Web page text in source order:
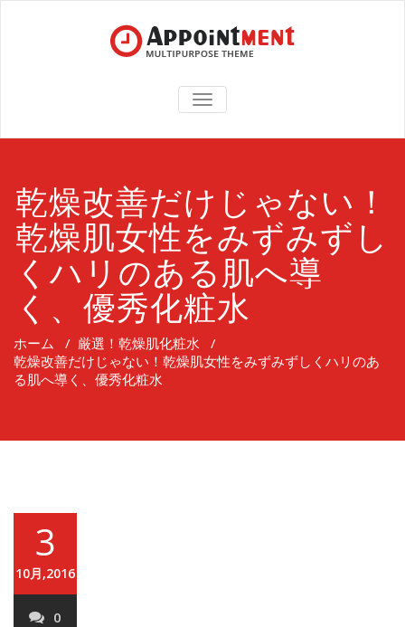
TOGGLE
NAVIGATION
乾燥改善だけじゃない！
乾燥肌女性をみずみずし
くハリのある肌へ導
く、優秀化粧水
ホーム / 厳選！乾燥肌化粧水 /
乾燥改善だけじゃない！乾燥肌女性をみずみずしくハリのあ
る肌へ導く、優秀化粧水
3
10月,2016
0